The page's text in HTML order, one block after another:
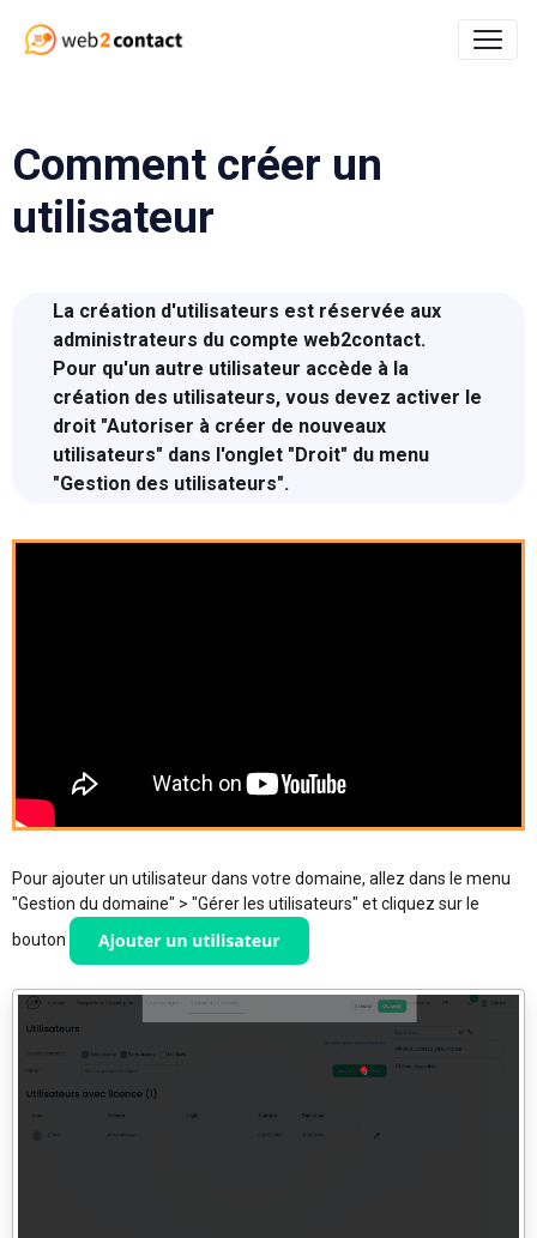
Comment créer un
utilisateur
La création d'utilisateurs est réservée aux
administrateurs du compte web2contact.
Pour qu'un autre utilisateur accède à la
création des utilisateurs, vous devez activer le
droit "Autoriser à créer de nouveaux
utilisateurs" dans l'onglet "Droit" du menu
"Gestion des utilisateurs".
Pour ajouter un utilisateur dans votre domaine, allez dans le menu
"Gestion du domaine" > "Gérer les utilisateurs" et cliquez sur le
bouton